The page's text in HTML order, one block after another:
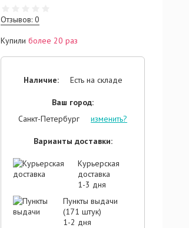
Отзывов: 0
Купилиболее 20 раз
Наличие: Есть на складе
Ваш город:
Санкт-Петербург
изменить?
Варианты доставки:
Курьерская
доставка
1-3 дня
Пункты выдачи
(171 штук)
1-2 дня